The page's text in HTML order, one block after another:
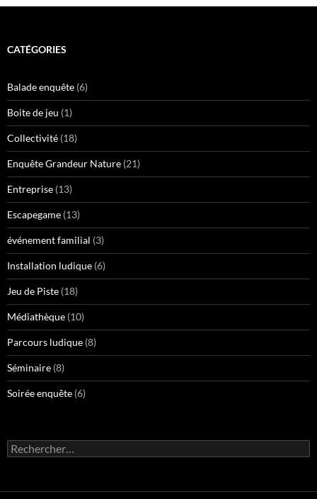
CATÉGORIES
Balade enquête (6)
Boite de jeu (1)
Collectivité (18)
Enquête Grandeur Nature (21)
Entreprise (13)
Escapegame (13)
événement familial (3)
Installation ludique (6)
Jeu de Piste (18)
Médiathèque (10)
Parcours ludique (8)
Séminaire (8)
Soirée enquête (6)
Rechercher :